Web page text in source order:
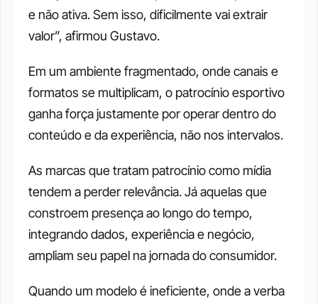
e não ativa. Sem isso, dificilmente vai extrair
valor”, afirmou Gustavo.
Em um ambiente fragmentado, onde canais e
formatos se multiplicam, o patrocínio esportivo
ganha força justamente por operar dentro do
conteúdo e da experiência, não nos intervalos.
As marcas que tratam patrocínio como mídia
tendem a perder relevância. Já aquelas que
constroem presença ao longo do tempo,
integrando dados, experiência e negócio,
ampliam seu papel na jornada do consumidor.
Quando um modelo é ineficiente, onde a verba